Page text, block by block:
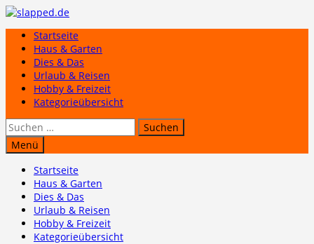
Zum
springenStartseite
Haus & Garten
Dies & Das
Urlaub & Reisen
Hobby & Freizeit
Kategorieübersicht
Suchen
nach:
Menü
Startseite
Haus & Garten
Dies & Das
Urlaub & Reisen
Hobby & Freizeit
Kategorieübersicht